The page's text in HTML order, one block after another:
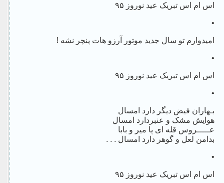
اس ام اس تبریک عید نوروز ۹۵
•
امیدوارم تو سال جدید موتور آرزو هات پنچر نشه !
•
اس ام اس تبریک عید نوروز ۹۵
•
بـهاران فیض دیگر دارد امسال
هوایش مشک و عنبردارد امسال
عـــــروس قله ای پا میر و بابا
بدامن لعل و گوهر دارد امسال . . .
•
اس ام اس تبریک عید نوروز ۹۵